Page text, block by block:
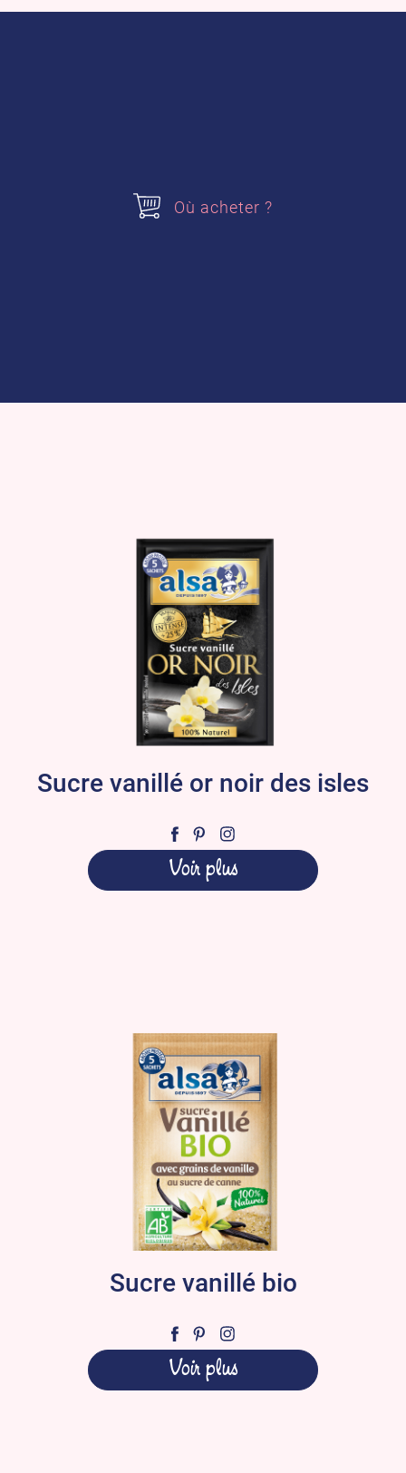
Sucre vanillé or noir des isles
Voir plus
Sucre vanillé bio
Voir plus
Où acheter ?